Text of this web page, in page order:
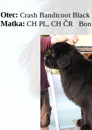
Otec: Crash Bandicoot
Matka: CH PL, CH ČR